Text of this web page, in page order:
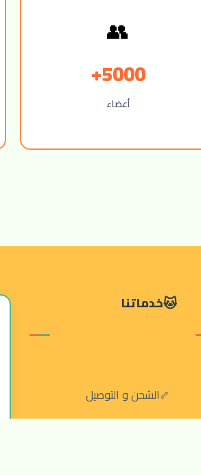
👥
5000+
أعضاء
خدماتنا
الشحن و التوصيل